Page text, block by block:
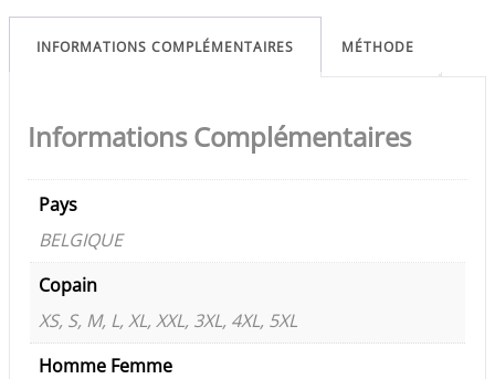
INFORMATIONS COMPLÉMENTAIRES MÉTHODE
Informations Complémentaires
Pays
BELGIQUE
Copain
XS, S, M, L, XL, XXL, 3XL, 4XL, 5XL
Homme Femme